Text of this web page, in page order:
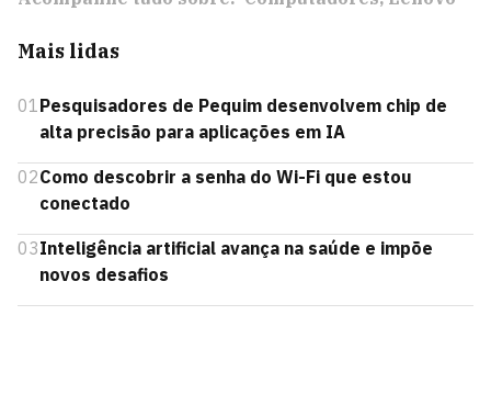
Mais lidas
01Pesquisadores de Pequim desenvolvem chip de
alta precisão para aplicações em IA
02Como descobrir a senha do Wi-Fi que estou
conectado
03Inteligência artificial avança na saúde e impõe
novos desafios